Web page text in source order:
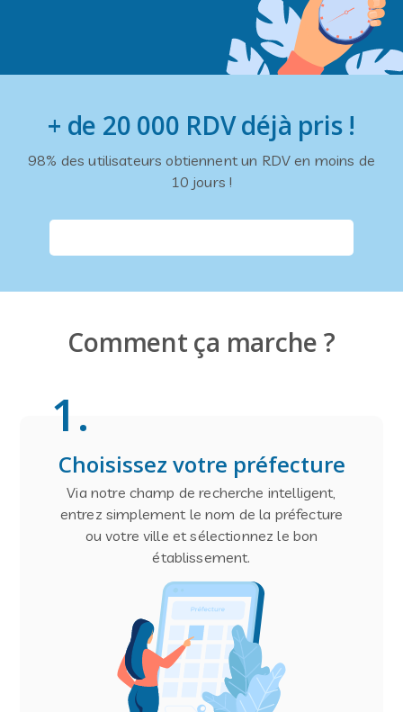
Comment ça marche ?
1.
Choisissez votre préfecture
Via notre champ de recherche intelligent,
entrez simplement le nom de la préfecture
ou votre ville et sélectionnez le bon
établissement.
+ de 20 000 RDV déjà pris !
98% des utilisateurs obtiennent un RDV en moins de
10 jours !